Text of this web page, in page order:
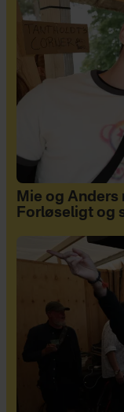
Mie og
Forløseligt og